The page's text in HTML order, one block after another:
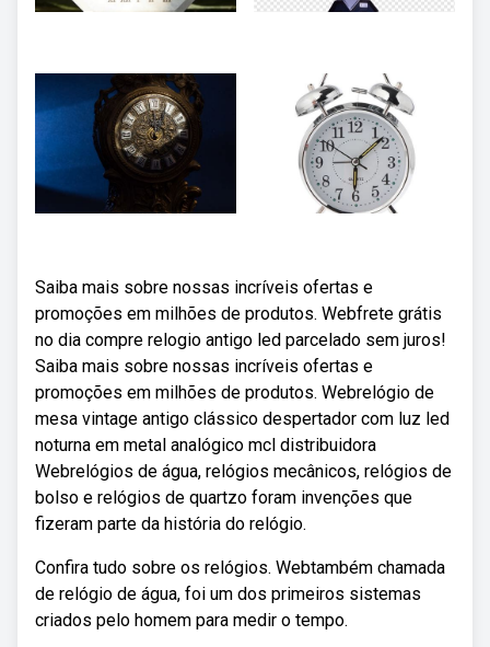
Saiba mais sobre nossas incríveis ofertas e
promoções em milhões de produtos. Webfrete grátis
no dia compre relogio antigo led parcelado sem juros!
Saiba mais sobre nossas incríveis ofertas e
promoções em milhões de produtos. Webrelógio de
mesa vintage antigo clássico despertador com luz led
noturna em metal analógico mcl distribuidora
Webrelógios de água, relógios mecânicos, relógios de
bolso e relógios de quartzo foram invenções que
fizeram parte da história do relógio.
Confira tudo sobre os relógios. Webtambém chamada
de relógio de água, foi um dos primeiros sistemas
criados pelo homem para medir o tempo.